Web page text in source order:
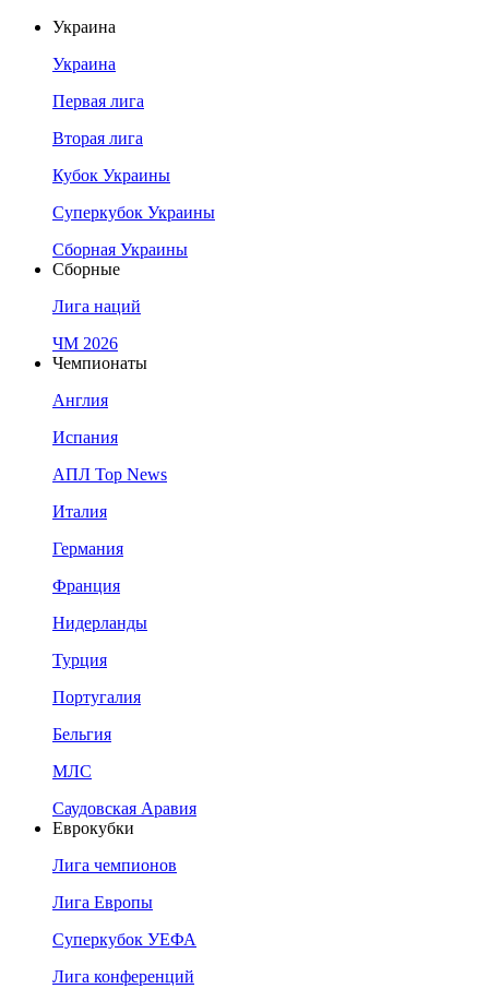
Украина
Украина
Первая лига
Вторая лига
Кубок Украины
Суперкубок Украины
Сборная Украины
Сборные
Лига наций
ЧМ 2026
Чемпионаты
Англия
Испания
АПЛ Top News
Италия
Германия
Франция
Нидерланды
Турция
Португалия
Бельгия
МЛС
Саудовская Аравия
Еврокубки
Лига чемпионов
Лига Европы
Суперкубок УЕФА
Лига конференций